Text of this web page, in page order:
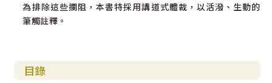
為排除這些攔阻，本書特採用講道式體裁，以活潑、生動的
筆觸註釋。
目錄